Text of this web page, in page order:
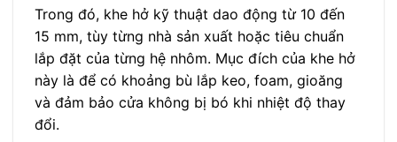
Trong đó, khe hở kỹ thuật dao động từ 10 đến
15 mm, tùy từng nhà sản xuất hoặc tiêu chuẩn
lắp đặt của từng hệ nhôm. Mục đích của khe hở
này là để có khoảng bù lắp keo, foam, gioăng
và đảm bảo cửa không bị bó khi nhiệt độ thay
đổi.